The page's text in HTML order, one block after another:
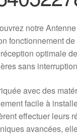
notre
fonctionnement
optimale
sans
avec des
facile à
effectuer leurs
avancées,